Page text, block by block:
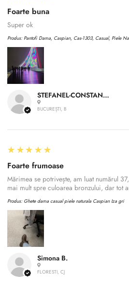
STEFANEL-CONSTANTIN A.
BUCUREȘTI, B
Foarte buna
Super ok
Produs: Pantofi Dama, Caspian, Cas-1303, Casual, Piele
Simona B.
FLORESTI, CJ
5
★★★★★
Foarte frumoase
Mărimea se potrivește, am luat numărul
mai mult spre culoarea bronzului, dar tot
Produs: Ghete dama casual piele naturala Caspian Iza gri